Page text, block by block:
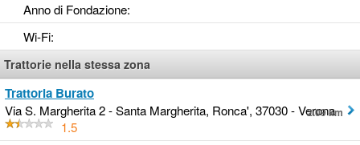
Anno di Fondazione:
Wi-Fi:
Trattorie nella stessa zona
Trattoria Burato
Via S. Margherita 2 - Santa Margherita, Ronca', 37030 - Verona
1.5
2.09 km